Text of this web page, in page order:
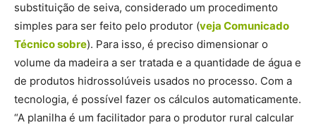
substituição de seiva, considerado um procedimento
simples para ser feito pelo produtor (veja Comunicado
Técnico sobre). Para isso, é preciso dimensionar o
volume da madeira a ser tratada e a quantidade de água e
de produtos hidrossolúveis usados no processo. Com a
tecnologia, é possível fazer os cálculos automaticamente.
“A planilha é um facilitador para o produtor rural calcular